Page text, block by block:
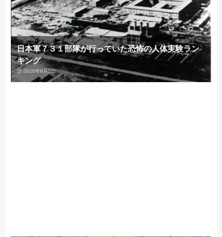
日本軍７３１部隊が行っていた恐怖の人体実験ラン
キング
2020年8月5日